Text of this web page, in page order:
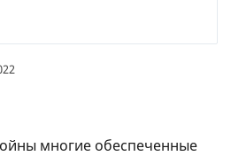
многие обеспеченные